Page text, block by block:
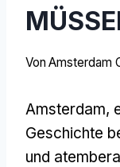
Von Amsterdam
Amsterdam,
Geschichte
und